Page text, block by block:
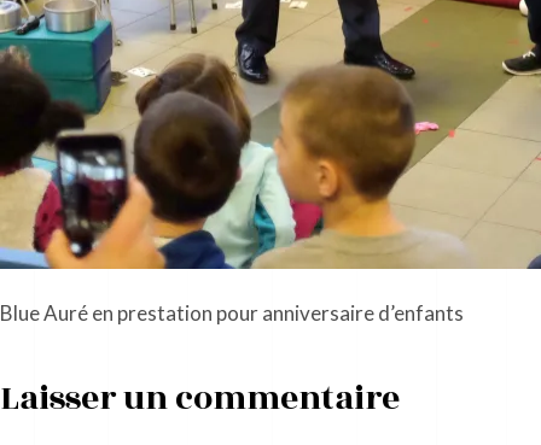
Blue Auré en prestation pour anniversaire d’enfants
Laisser un commentaire